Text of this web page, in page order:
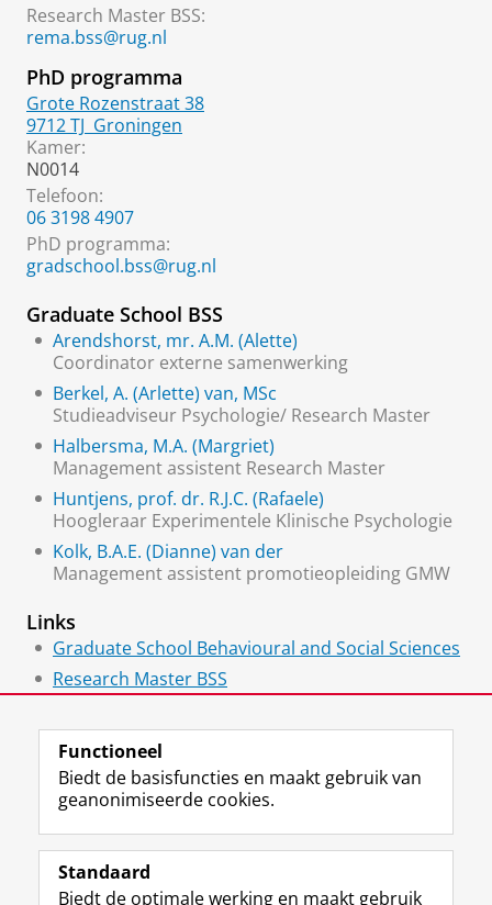
Research Master BSS:
rema.bss@rug.nl
PhD programma
Grote Rozenstraat 38
9712 TJ Groningen
Kamer:
N0014
Telefoon:
06 3198 4907
PhD programma:
gradschool.bss@rug.nl
Graduate School BSS
Arendshorst, mr. A.M. (Alette)
Coordinator externe samenwerking
Berkel, A. (Arlette) van, MSc
Studieadviseur Psychologie/ Research Master
Halbersma, M.A. (Margriet)
Management assistent Research Master
Huntjens, prof. dr. R.J.C. (Rafaele)
Hoogleraar Experimentele Klinische Psychologie
Kolk, B.A.E. (Dianne) van der
Management assistent promotieopleiding GMW
Links
Graduate School Behavioural and Social Sciences
Research Master BSS
Volg de RUG
F
a
L
i
R
S
I
n
Y
o
Functioneel
Biedt de basisfuncties en maakt gebruik van
geanonimiseerde cookies.
Standaard
Biedt de optimale werking en maakt gebruik